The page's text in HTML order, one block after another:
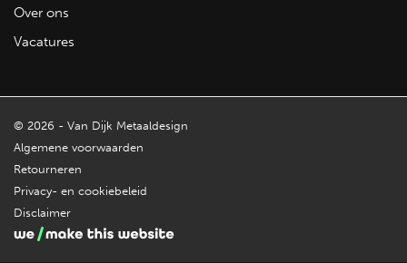
Over ons
Vacatures
© 2026 - Van Dijk Metaaldesign
Algemene voorwaarden
Retourneren
Privacy- en cookiebeleid
Disclaimer